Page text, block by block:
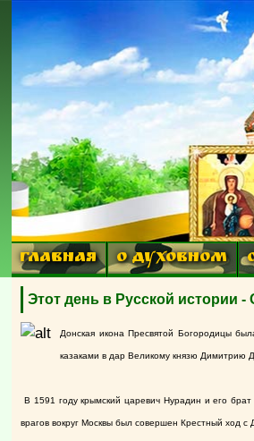
ГЛАВНАЯ О ДУХОВНОМ
Этот день в Русской истории
Донская икона Пресвятой Богородицы
казаками в дар Великому князю Димитрию
В 1591 году крымский царевич Нурадин и его
врагов вокруг Москвы был совершен Крестный ход с